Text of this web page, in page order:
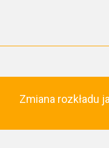
Zmiana rozkładu